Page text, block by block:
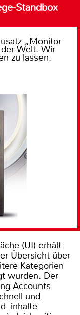
Standbox
„Monitor
Welt. Wir
zu lassen.
(UI) erhält
Übersicht über
Kategorien
wurden. Der
Accounts
und
-inhalte